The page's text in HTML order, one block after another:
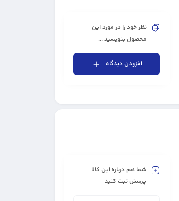
نظر خود را در مورد این
محصول بنویسید ...
افزودن دیدگاه
شما هم درباره این کالا
پرسش ثبت کنید